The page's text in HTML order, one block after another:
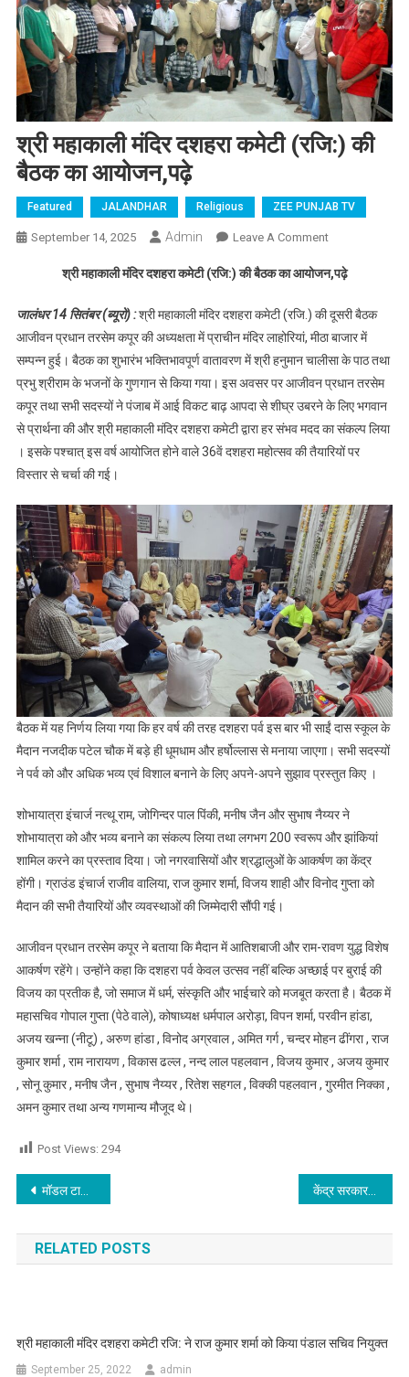
श्री महाकाली मंदिर दशहरा कमेटी (रजि:) की
बैठक का आयोजन,पढ़े
Featured JALANDHAR Religious ZEE PUNJAB TV
September 14, 2025 Admin Leave A CommentOn श्री
दशहरा कमेटी
बैठक का
आयोजन,पढ़े
श्री महाकाली मंदिर दशहरा कमेटी (रजि:) की बैठक का आयोजन,पढ़े
जालंधर 14 सितंबर (ब्यूरो) :श्री महाकाली मंदिर दशहरा कमेटी (रजि.) की दूसरी बैठक
आजीवन प्रधान तरसेम कपूर की अध्यक्षता में प्राचीन मंदिर लाहोरियां, मीठा बाजार में
सम्पन्न हुई। बैठक का शुभारंभ भक्तिभावपूर्ण वातावरण में श्री हनुमान चालीसा के पाठ तथा
प्रभु श्रीराम के भजनों के गुणगान से किया गया। इस अवसर पर आजीवन प्रधान तरसेम
कपूर तथा सभी सदस्यों ने पंजाब में आई विकट बाढ़ आपदा से शीघ्र उबरने के लिए भगवान
से प्रार्थना की और श्री महाकाली मंदिर दशहरा कमेटी द्वारा हर संभव मदद का संकल्प लिया
। इसके पश्चात् इस वर्ष आयोजित होने वाले 36वें दशहरा महोत्सव की तैयारियों पर
विस्तार से चर्चा की गई।
बैठक में यह निर्णय लिया गया कि हर वर्ष की तरह दशहरा पर्व इस बार भी साईं दास स्कूल के
मैदान नजदीक पटेल चौक में बड़े ही धूमधाम और हर्षोल्लास से मनाया जाएगा। सभी सदस्यों
ने पर्व को और अधिक भव्य एवं विशाल बनाने के लिए अपने-अपने सुझाव प्रस्तुत किए ।
शोभायात्रा इंचार्ज नत्थू राम, जोगिन्दर पाल पिंकी, मनीष जैन और सुभाष नैय्यर ने
शोभायात्रा को और भव्य बनाने का संकल्प लिया तथा लगभग 200 स्वरूप और झांकियां
शामिल करने का प्रस्ताव दिया। जो नगरवासियों और श्रद्धालुओं के आकर्षण का केंद्र
होंगी। ग्राउंड इंचार्ज राजीव वालिया, राज कुमार शर्मा, विजय शाही और विनोद गुप्ता को
मैदान की सभी तैयारियों और व्यवस्थाओं की जिम्मेदारी सौंपी गई।
आजीवन प्रधान तरसेम कपूर ने बताया कि मैदान में आतिशबाजी और राम-रावण युद्ध विशेष
आकर्षण रहेंगे। उन्होंने कहा कि दशहरा पर्व केवल उत्सव नहीं बल्कि अच्छाई पर बुराई की
विजय का प्रतीक है, जो समाज में धर्म, संस्कृति और भाईचारे को मजबूत करता है। बैठक में
महासचिव गोपाल गुप्ता (पेठे वाले), कोषाध्यक्ष धर्मपाल अरोड़ा, विपन शर्मा, परवीन हांडा,
अजय खन्ना (नीटू) , अरुण हांडा , विनोद अग्रवाल , अमित गर्ग , चन्दर मोहन ढींगरा , राज
कुमार शर्मा , राम नारायण , विकास ढल्ल , नन्द लाल पहलवान , विजय कुमार , अजय कुमार
, सोनू कुमार , मनीष जैन , सुभाष नैय्यर , रितेश सहगल , विक्की पहलवान , गुरमीत निक्का ,
अमन कुमार तथा अन्य गणमान्य मौजूद थे।
Post Views: 294
Post navigation
मॉडल टाऊन सड़क हादसे की CCTV आई सामने देखें किस तरह से हुआ यह भयानक हादसा केंद्र सरकार द्वारा भेजे गए 12 हजार करोड रुपए का आप सरकार द्वारा किए घोटाले के खिलाफ भाजपा लगाएगी धरना
RELATED POSTS
श्री महाकाली मंदिर दशहरा कमेटी रजि: ने राज कुमार शर्मा को किया पंडाल सचिव नियुक्त
September 25, 2022 admin